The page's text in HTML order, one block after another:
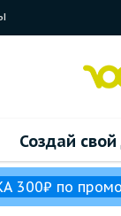
Создай
300₽ по